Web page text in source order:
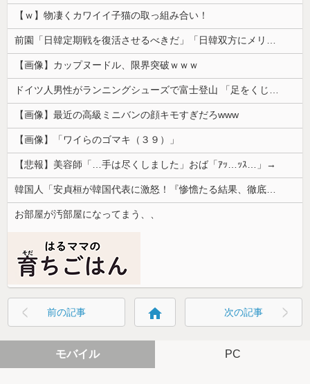
【ｗ】物凄くカワイイ子猫の取っ組み合い！
前園「日韓定期戦を復活させるべきだ」「日韓双方にメリットがある」……日本へのメリットがなにもないんですが、それは
【画像】カップヌードル、限界突破ｗｗｗ
ドイツ人男性がランニングシューズで富士登山 「足をくじいて動けない」
【画像】最近の高級ミニバンの顔キモすぎだろwww
【画像】「ワイらのゴマキ（３９）」
【悲報】美容師「…手は尽くしました」おば「ｱｯ…ｯｽ…」→
韓国人「安貞桓が韓国代表に激怒！『惨憺たる結果、徹底的な刷新が必要だ』と監督や協会を痛烈批判」
お部屋が汚部屋になってまう、、
前の記事 home 次の記事
モバイル PC